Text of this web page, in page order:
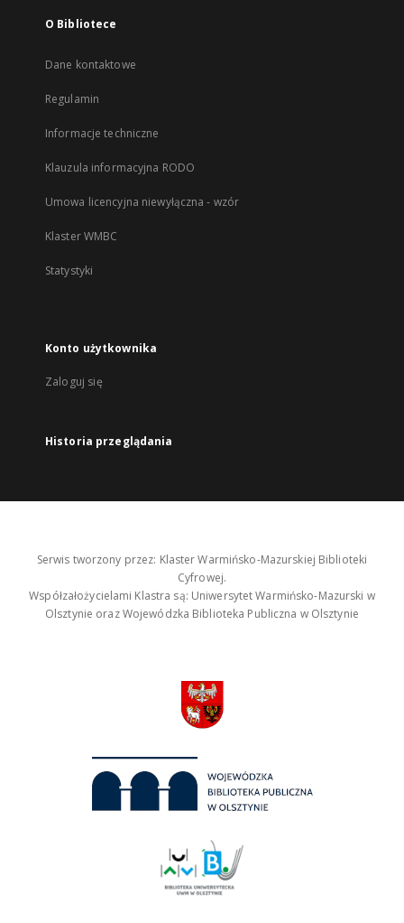
O Bibliotece
Dane kontaktowe
Regulamin
Informacje techniczne
Klauzula informacyjna RODO
Umowa licencyjna niewyłączna - wzór
Klaster WMBC
Statystyki
Konto użytkownika
Zaloguj się
Historia przeglądania
Serwis tworzony przez: Klaster Warmińsko-Mazurskiej Biblioteki
Cyfrowej.
Współzałożycielami Klastra są: Uniwersytet Warmińsko-Mazurski w
Olsztynie oraz Wojewódzka Biblioteka Publiczna w Olsztynie